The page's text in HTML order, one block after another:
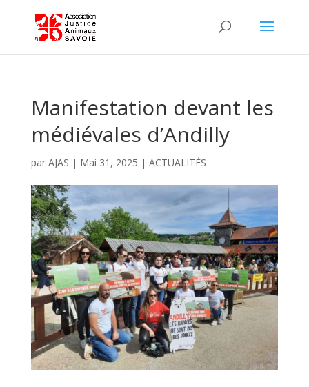
Manifestation devant les
médiévales d’Andilly
par AJAS | Mai 31, 2025 | ACTUALITÉS